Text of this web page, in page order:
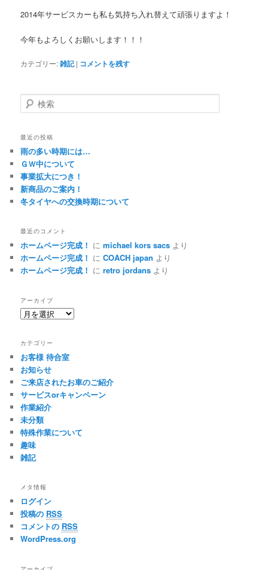
2014年サービスカーも私も気持ち入れ替えて頑張りますよ！
今年もよろしくお願いします！！！
カテゴリー:雑記 | コメントを残す
検
索
最近の投稿
雨の多い時期には…
ＧＷ中について
事業拡大につき！
新商品のご案内！
冬タイヤへの交換時期について
最近のコメント
ホームページ完成！ にmichael kors sacs より
ホームページ完成！ にCOACH japan より
ホームページ完成！ にretro jordans より
アーカイブ
ア
イ
ブ
カテゴリー
お客様 待合室
お知らせ
ご来店されたお車のご紹介
サービスorキャンペーン
作業紹介
未分類
特殊作業について
趣味
雑記
メタ情報
ログイン
投稿の RSS
コメントの RSS
WordPress.org